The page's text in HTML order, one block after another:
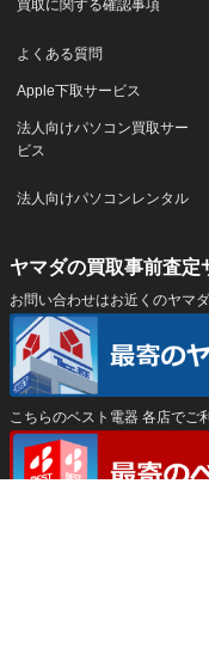
買取に関する確認事項
よくある質問
Apple下取サービス
法人向けパソコン買取サー
ビス
法人向けパソコンレンタル
ヤマダの買取事前査定
お問い合わせはお近くのヤマ
こちらのベスト電器 各店でご